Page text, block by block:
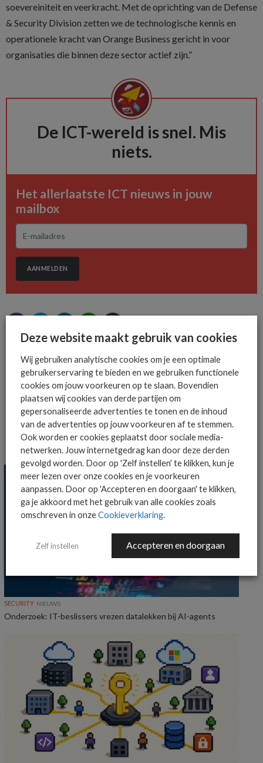
soevereiniteit en veerkracht. Met de oprichting van de Defense
& Security Division zetten we de technologische kennis en
operationele kracht van Orange Business gericht in voor
organisaties die binnen deze sector actief zijn.”
De ICT-wereld is snel. Mis
niets.
Het allerlaatste ICT nieuws in jouw
mailbox
AANMELDEN
MEER OVER DEFENSE & SECURITY DIVISION ORANGE
ORANGE BUSINESS
MEER SECURITY NIEUWS
SECURITY NIEUWS
Onderzoek: IT-beslissers vrezen datalekken bij AI-agents
Deze website maakt gebruik van cookies
Wij gebruiken analytische cookies om je een optimale
gebruikerservaring te bieden en we gebruiken functionele
cookies om jouw voorkeuren op te slaan. Bovendien
plaatsen wij cookies van derde partijen om
gepersonaliseerde advertenties te tonen en de inhoud
van de advertenties op jouw voorkeuren af te stemmen.
Ook worden er cookies geplaatst door sociale media-
netwerken. Jouw internetgedrag kan door deze derden
gevolgd worden. Door op 'Zelf instellen' te klikken, kun je
meer lezen over onze cookies en je voorkeuren
aanpassen. Door op 'Accepteren en doorgaan' te klikken,
ga je akkoord met het gebruik van alle cookies zoals
omschreven in onzeCookieverklaring.
Zelf instellen Accepteren en doorgaan